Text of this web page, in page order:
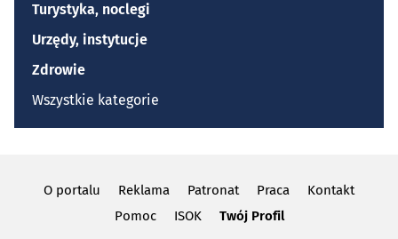
Turystyka, noclegi
Urzędy, instytucje
Zdrowie
Wszystkie kategorie
O portalu Reklama Patronat Praca
Kontakt
Pomoc
ISOK Twój Profil